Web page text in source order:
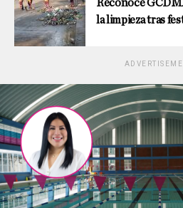
Reconoce
la limpieza tras